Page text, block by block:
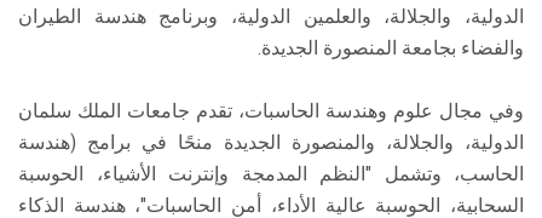
الدولية، والجلالة، والعلمين الدولية، وبرنامج هندسة الطيران
والفضاء بجامعة المنصورة الجديدة.
وفي مجال علوم وهندسة الحاسبات، تقدم جامعات الملك سلمان
الدولية، والجلالة، والمنصورة الجديدة منحًا في برامج (هندسة
الحاسب، وتشمل "النظم المدمجة وإنترنت الأشياء، الحوسبة
السحابية، الحوسبة عالية الأداء، أمن الحاسبات"، هندسة الذكاء